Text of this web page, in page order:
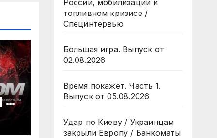
4
России, мобилизации и
топливном кризисе /
Специнтервью
Большая игра. Выпуск от
02.08.2026
Время покажет. Часть 1.
Выпуск от 05.08.2026
Удар по Киеву / Украинцам
закрыли Европу / Банкоматы